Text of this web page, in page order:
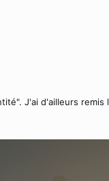
J'ai d'ailleurs